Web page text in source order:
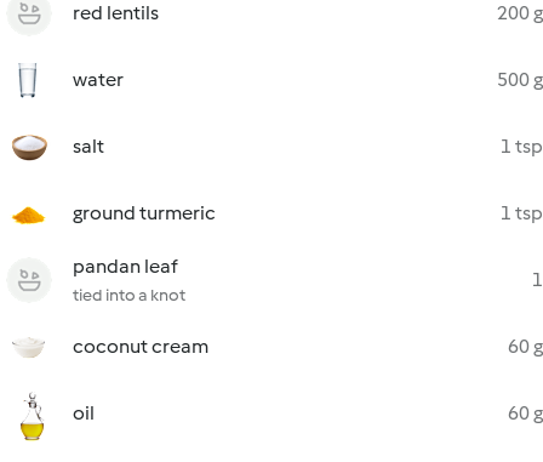
red lentils 200 g
water 500 g
salt 1 tsp
ground turmeric 1 tsp
pandan leaf
tied into a knot
1
coconut cream 60 g
oil 60 g